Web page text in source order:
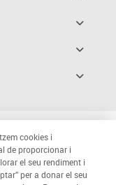
cookies i
de proporcionar i
el seu rendiment i
per a donar el seu